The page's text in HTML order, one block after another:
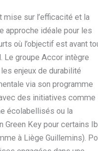
mise sur l’efficacité et la
approche idéale pour les
où l’objectif est avant
Le groupe Accor intègre
enjeux de durabilité
via son programme
des initiatives comme
écolabellisés ou la
Green Key pour certains
à Liège Guillemins).